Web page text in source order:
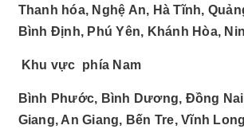
Thanh hóa, Nghệ An, Hà Tĩnh,
Bình Định, Phú Yên, Khánh Hòa,
Khu vực phía Nam
Bình Phước, Bình Dương, Đồng
Giang, An Giang, Bến Tre, Vĩnh